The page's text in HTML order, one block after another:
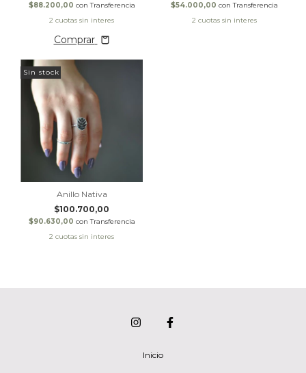
$88.200,00 con Transferencia
Comprar
$54.000,00 con Transferencia
Sin stock
Anillo Nativa
$100.700,00
$90.630,00 con Transferencia
Inicio